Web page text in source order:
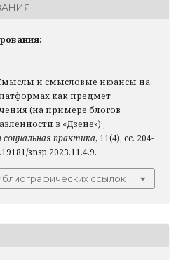
и смысловые нюансы на
как предмет
(на примере блогов
в «Дзене»)’,
социальная практика, 11(4), сс. 204-
snsp.2023.11.4.9.
ссылок